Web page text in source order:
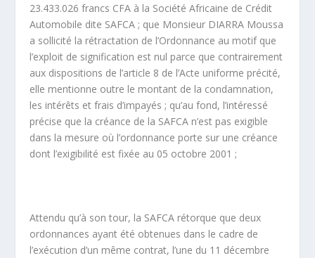
23.433.026 francs CFA à la Société Africaine de Crédit
Automobile dite SAFCA ; que Monsieur DIARRA Moussa
a sollicité la rétractation de l’Ordonnance au motif que
l’exploit de signification est nul parce que contrairement
aux dispositions de l’article 8 de l’Acte uniforme précité,
elle mentionne outre le montant de la condamnation,
les intérêts et frais d’impayés ; qu’au fond, l’intéressé
précise que la créance de la SAFCA n’est pas exigible
dans la mesure où l’ordonnance porte sur une créance
dont l’exigibilité est fixée au 05 octobre 2001 ;
Attendu qu’à son tour, la SAFCA rétorque que deux
ordonnances ayant été obtenues dans le cadre de
l’exécution d’un même contrat, l’une du 11 décembre